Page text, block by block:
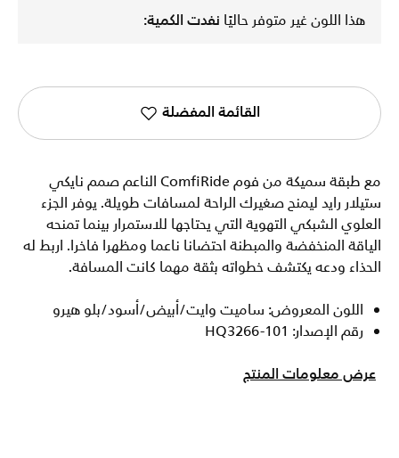
هذا اللون غير متوفر حاليًا نفدت الكمية:
القائمة المفضلة
مع طبقة سميكة من فوم ComfiRide الناعم صمم نايكي
ستيلار رايد ليمنح صغيرك الراحة لمسافات طويلة. يوفر الجزء
العلوي الشبكي التهوية التي يحتاجها للاستمرار بينما تمنحه
الياقة المنخفضة والمبطنة احتضانا ناعما ومظهرا فاخرا. اربط له
الحذاء ودعه يكتشف خطواته بثقة مهما كانت المسافة.
اللون المعروض: ساميت وايت/أبيض/أسود/بلو هيرو
رقم الإصدار: HQ3266-101
عرض معلومات المنتج